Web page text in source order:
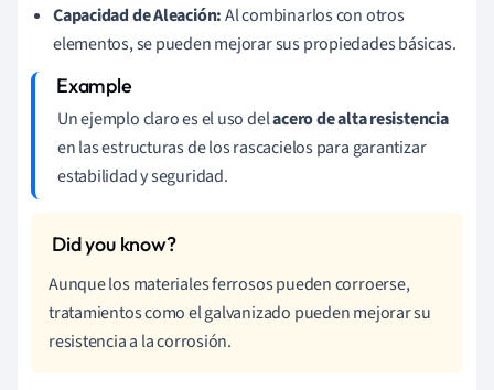
Capacidad de Aleación:Al combinarlos con otros
elementos, se pueden mejorar sus propiedades básicas.
Un ejemplo claro es el uso delacero de alta resistencia
en las estructuras de los rascacielos para garantizar
estabilidad y seguridad.
Aunque los materiales ferrosos pueden corroerse,
tratamientos como el galvanizado pueden mejorar su
resistencia a la corrosión.